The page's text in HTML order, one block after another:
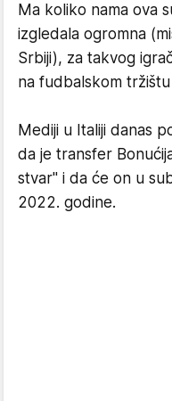
Ma koliko nama ova
izgledala ogromna
Srbiji), za takvog
na fudbalskom tržištu
Mediji u Italiji danas
da je transfer
stvar" i da će on u
2022. godine.